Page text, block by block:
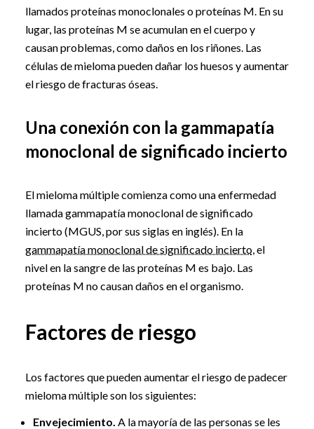
llamados proteínas monoclonales o proteínas M. En su
lugar, las proteínas M se acumulan en el cuerpo y
causan problemas, como daños en los riñones. Las
células de mieloma pueden dañar los huesos y aumentar
el riesgo de fracturas óseas.
Una conexión con la gammapatía
monoclonal de significado incierto
El mieloma múltiple comienza como una enfermedad
llamada gammapatía monoclonal de significado
incierto (MGUS, por sus siglas en inglés). En la
gammapatía monoclonal de significado incierto, el
nivel en la sangre de las proteínas M es bajo. Las
proteínas M no causan daños en el organismo.
Factores de riesgo
Los factores que pueden aumentar el riesgo de padecer
mieloma múltiple son los siguientes:
Envejecimiento. A la mayoría de las personas se les